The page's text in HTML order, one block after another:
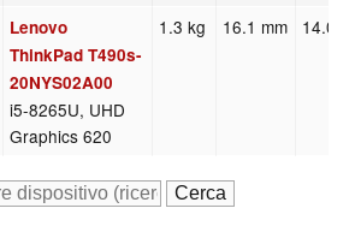
Lenovo
ThinkPad T490s-
20NYS02A00
i5-8265U, UHD
Graphics 620
1.3 kg 16.1 mm